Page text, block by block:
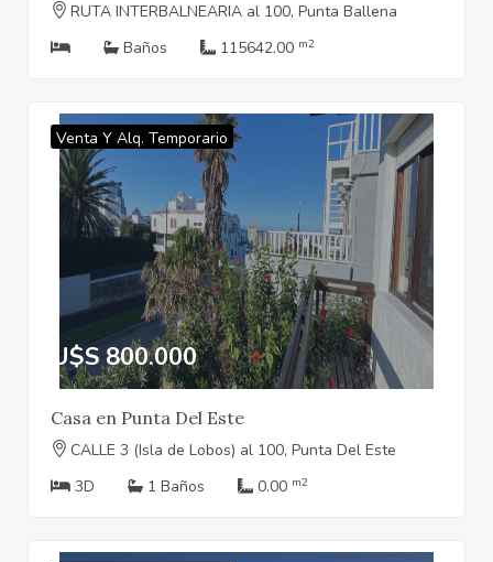
RUTA INTERBALNEARIA al 100, Punta Ballena
Baños
115642.00 m2
Venta Y Alq. Temporario
U$S 800.000
Casa en Punta Del Este
CALLE 3 (Isla de Lobos) al 100, Punta Del Este
3D
1 Baños 0.00 m2